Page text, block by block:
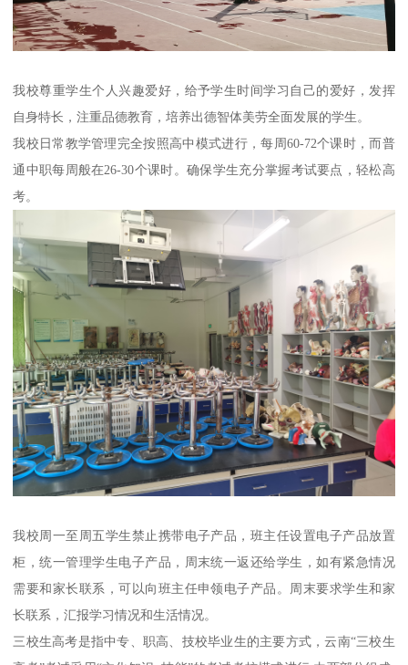
我校尊重学生个人兴趣爱好，给予学生时间学习自己的爱好，发挥
自身特长，注重品德教育，培养出德智体美劳全面发展的学生。
我校日常教学管理完全按照高中模式进行，每周60-72个课时，而普
通中职每周般在26-30个课时。确保学生充分掌握考试要点，轻松高
考。
我校周一至周五学生禁止携带电子产品，班主任设置电子产品放置
柜，统一管理学生电子产品，周末统一返还给学生，如有紧急情况
需要和家长联系，可以向班主任申领电子产品。周末要求学生和家
长联系，汇报学习情况和生活情况。
三校生高考是指中专、职高、技校毕业生的主要方式，云南“三校生